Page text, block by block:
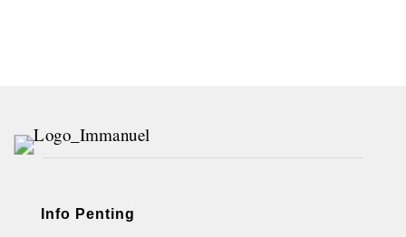
Info Penting